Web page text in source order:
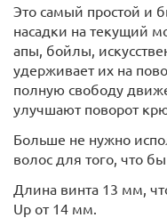
Это самый простой и
насадки на текущий
апы, бойлы,
удерживает их на
полную свободу
улучшают поворот
Больше не нужно
волос для того, что
Длина винта 13 мм,
Up от 14 мм.